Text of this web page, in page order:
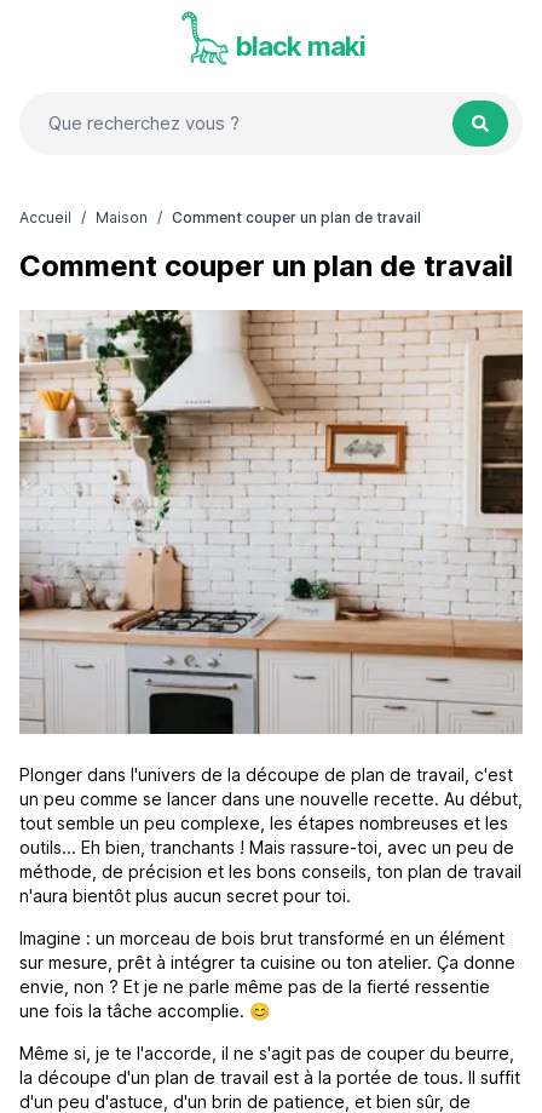
black maki
Accueil / Maison / Comment couper un plan de travail
Comment couper un plan de travail
Plonger dans l'univers de la découpe de plan de travail, c'est
un peu comme se lancer dans une nouvelle recette. Au début,
tout semble un peu complexe, les étapes nombreuses et les
outils... Eh bien, tranchants ! Mais rassure-toi, avec un peu de
méthode, de précision et les bons conseils, ton plan de travail
n'aura bientôt plus aucun secret pour toi.
Imagine : un morceau de bois brut transformé en un élément
sur mesure, prêt à intégrer ta cuisine ou ton atelier. Ça donne
envie, non ? Et je ne parle même pas de la fierté ressentie
une fois la tâche accomplie. 😊
Même si, je te l'accorde, il ne s'agit pas de couper du beurre,
la découpe d'un plan de travail est à la portée de tous. Il suffit
d'un peu d'astuce, d'un brin de patience, et bien sûr, de